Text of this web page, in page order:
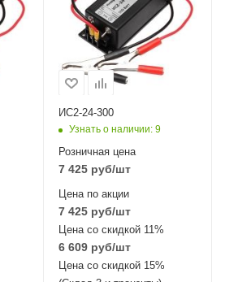
300
ИС2-24-300
Узнать о наличии: 9
Розничная цена
7 425руб/шт
Цена по акции
7 425руб/шт
Цена со скидкой 11%
6 609руб/шт
Цена со скидкой 15%